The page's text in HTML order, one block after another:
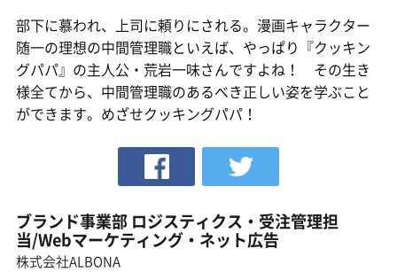
部下に慕われ、上司に頼りにされる。漫画キャラクター
随一の理想の中間管理職といえば、やっぱり『クッキン
グパパ』の主人公・荒岩一味さんですよね！ その生き
様全てから、中間管理職のあるべき正しい姿を学ぶこと
ができます。めざせクッキングパパ！
ブランド事業部 ロジスティクス・受注管理担
当/Webマーケティング・ネット広告
株式会社ALBONA